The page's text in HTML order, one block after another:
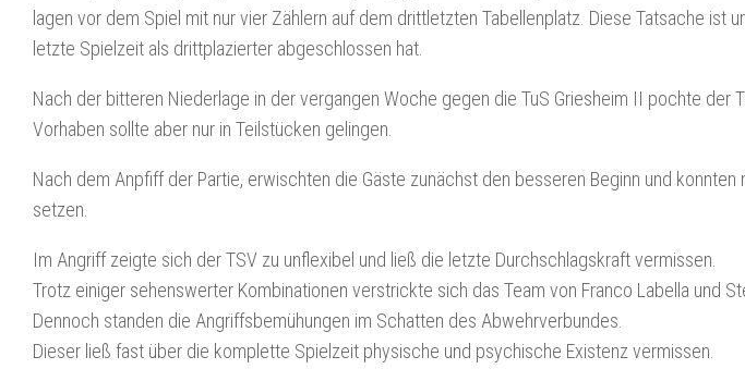
lagen vor dem Spiel mit nur vier Zählern auf dem drittletzten Tabellenplatz. Diese Tatsache ist
letzte Spielzeit als drittplazierter abgeschlossen hat.
Nach der bitteren Niederlage in der vergangen Woche gegen die TuS Griesheim II pochte der
Vorhaben sollte aber nur in Teilstücken gelingen.
Nach dem Anpfiff der Partie, erwischten die Gäste zunächst den besseren Beginn und
setzen.
Im Angriff zeigte sich der TSV zu unflexibel und ließ die letzte Durchschlagskraft vermissen.
Trotz einiger sehenswerter Kombinationen verstrickte sich das Team von Franco Labella und
Dennoch standen die Angriffsbemühungen im Schatten des Abwehrverbundes.
Dieser ließ fast über die komplette Spielzeit physische und psychische Existenz vermissen.